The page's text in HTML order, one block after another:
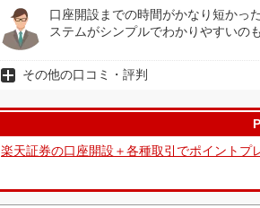
口座開設までの時間がかなり短かっ
ステムがシンプルでわかりやすいの
その他の口コミ・評判
楽天証券の口座開設＋各種取引でポイントプ